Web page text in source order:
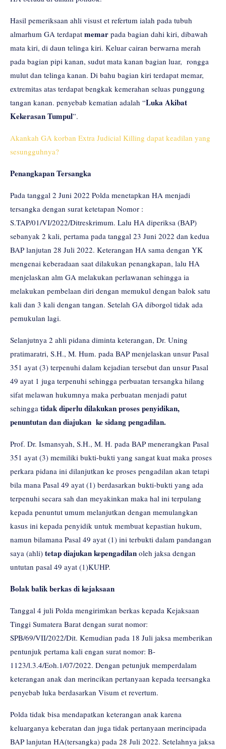
Hasil pemeriksaan ahli visust et refertum ialah pada tubuh
almarhum GA terdapat memar pada bagian dahi kiri, dibawah
mata kiri, di daun telinga kiri. Keluar cairan berwarna merah
pada bagian pipi kanan, sudut mata kanan bagian luar, rongga
mulut dan telinga kanan. Di bahu bagian kiri terdapat memar,
extremitas atas terdapat bengkak kemerahan seluas punggung
tangan kanan. penyebab kematian adalah “Luka Akibat
Kekerasan Tumpul”.
Akankah GA korban Extra Judicial Killing dapat keadilan yang
sesungguhnya?
Penangkapan Tersangka
Pada tanggal 2 Juni 2022 Polda menetapkan HA menjadi
tersangka dengan surat ketetapan Nomor :
S.TAP/01/VI/2022/Ditreskrimum. Lalu HA diperiksa (BAP)
sebanyak 2 kali, pertama pada tanggal 23 Juni 2022 dan kedua
BAP lanjutan 28 Juli 2022. Keterangan HA sama dengan YK
mengenai keberadaan saat dilakukan penangkapan, lalu HA
menjelaskan alm GA melakukan perlawanan sehingga ia
melakukan pembelaan diri dengan memukul dengan balok satu
kali dan 3 kali dengan tangan. Setelah GA diborgol tidak ada
pemukulan lagi.
Selanjutnya 2 ahli pidana diminta keterangan, Dr. Uning
pratimaratri, S.H., M. Hum. pada BAP menjelaskan unsur Pasal
351 ayat (3) terpenuhi dalam kejadian tersebut dan unsur Pasal
49 ayat 1 juga terpenuhi sehingga perbuatan tersangka hilang
sifat melawan hukumnya maka perbuatan menjadi patut
sehingga tidak diperlu dilakukan proses penyidikan,
penuntutan dan diajukan ke sidang pengadilan.
Prof. Dr. Ismansyah, S.H., M. H. pada BAP menerangkan Pasal
351 ayat (3) memiliki bukti-bukti yang sangat kuat maka proses
perkara pidana ini dilanjutkan ke proses pengadilan akan tetapi
bila mana Pasal 49 ayat (1) berdasarkan bukti-bukti yang ada
terpenuhi secara sah dan meyakinkan maka hal ini terpulang
kepada penuntut umum melanjutkan dengan memulangkan
kasus ini kepada penyidik untuk membuat kepastian hukum,
namun bilamana Pasal 49 ayat (1) ini terbukti dalam pandangan
saya (ahli) tetap diajukan kepengadilan oleh jaksa dengan
untutan pasal 49 ayat (1)KUHP.
Bolak balik berkas di kejaksaan
Tanggal 4 juli Polda mengirimkan berkas kepada Kejaksaan
Tinggi Sumatera Barat dengan surat nomor:
SPB/69/VII/2022/Dit. Kemudian pada 18 Juli jaksa memberikan
pentunjuk pertama kali engan surat nomor: B-
1123/l.3.4/Eoh.1/07/2022. Dengan petunjuk memperdalam
keterangan anak dan merincikan pertanyaan kepada teersangka
penyebab luka berdasarkan Visum et revertum.
Polda tidak bisa mendapatkan keterangan anak karena
keluarganya keberatan dan juga tidak pertanyaan merincipada
BAP lanjutan HA(tersangka) pada 28 Juli 2022. Setelahnya jaksa